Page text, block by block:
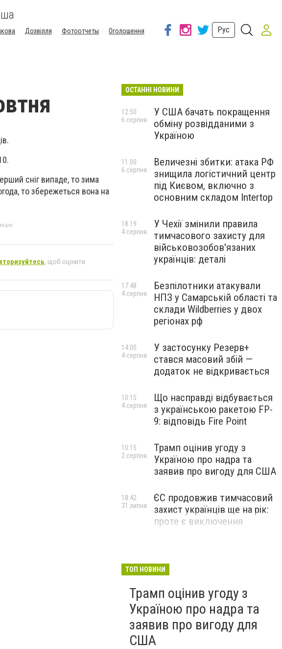
Дозвілля Фотоотчеты
Оголошення
Рус
сніг випаде, то зима
то збережеться вона на
, щоб оцінити
ОСТАННІ НОВИНИ
У США бачать покращення
обміну розвідданими з
Україною
12:50
6 серпня
Величезні збитки: атака РФ
знищила логістичний центр
під Києвом, включно з
основним складом Intertop
11:00
6 серпня
У Чехії змінили правила
тимчасового захисту для
військовозобов'язаних
українців: деталі
18:19
4 серпня
Безпілотники атакували
НПЗ у Самарській області та
склади Wildberries у двох
регіонах рф
17:48
4 серпня
У застосунку Резерв+
стався масовий збій —
додаток не відкривається
14:00
4 серпня
Що насправді відбувається
з українською ракетою FP-
9: відповідь Fire Point
10:15
4 серпня
Трамп оцінив угоду з
Україною про надра та
заявив про вигоду для США
10:15
2 серпня
ЄС продовжив тимчасовий
захист українців ще на рік:
проте є виключення
18:42
31 липня
ТОП НОВИНИ
Трамп оцінив угоду з
Україною про надра та
заявив про вигоду для
США